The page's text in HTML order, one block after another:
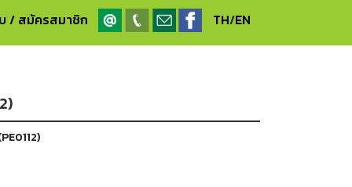
/ สมัครสมาชิก TH/EN